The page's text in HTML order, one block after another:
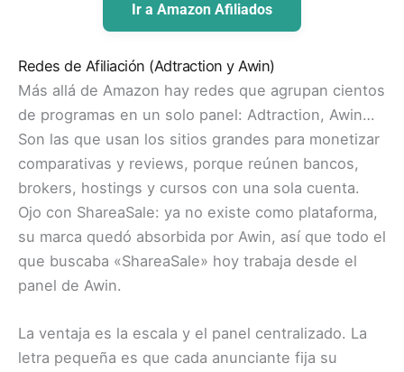
Ir a Amazon Afiliados
Redes de Afiliación (Adtraction y Awin)
Más allá de Amazon hay redes que agrupan cientos
de programas en un solo panel: Adtraction, Awin…
Son las que usan los sitios grandes para monetizar
comparativas y reviews, porque reúnen bancos,
brokers, hostings y cursos con una sola cuenta.
Ojo con ShareaSale: ya no existe como plataforma,
su marca quedó absorbida por Awin, así que todo el
que buscaba «ShareaSale» hoy trabaja desde el
panel de Awin.
La ventaja es la escala y el panel centralizado. La
letra pequeña es que cada anunciante fija su